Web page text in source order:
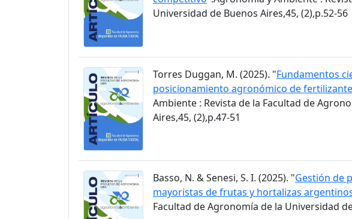
Universidad de Buenos Aires,45, (2),p.52-56
Torres Duggan, M. (2025). "Fundamentos
posicionamiento agronómico de
Ambiente : Revista de la Facultad de
Aires,45, (2),p.47-51
Basso, N. & Senesi, S. I. (2025). "Gestión de
mayoristas de frutas y hortalizas
Facultad de Agronomía de la Universidad